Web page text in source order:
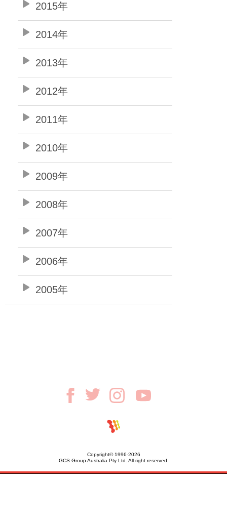
2015年
2014年
2013年
2012年
2011年
2010年
2009年
2008年
2007年
2006年
2005年
Copyright© 1996-2026
GCS Group Australia Pty Ltd. All right reserved.